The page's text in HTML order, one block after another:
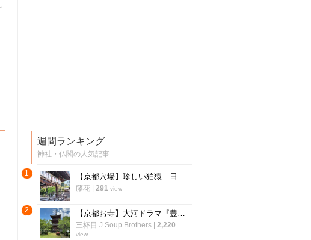
週間ランキング
神社・仏閣の人気記事
1 【京都穴場】珍しい狛猿 日吉山王七神をお祀りする「新日吉神宮」
藤花| 291 view
2 【京都お寺】大河ドラマ『豊臣兄弟』で注目☆秀吉が一夜で三重塔建立の通称“宝寺”「宝積寺」
三杯目 J Soup Brothers| 2,220
view